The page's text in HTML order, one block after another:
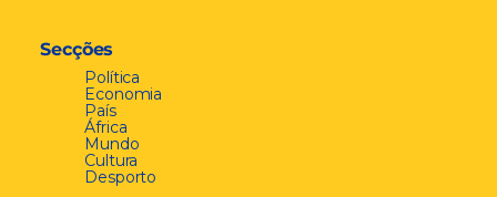
Secções
Política
Economia
País
África
Mundo
Cultura
Desporto